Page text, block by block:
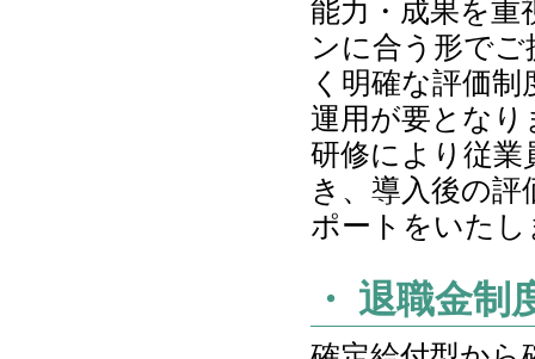
能力・成果を重
ンに合う形で
く明確な評価
運用が要となり
研修により従
き、導入後の
ポートをいたし
・ 退職金制